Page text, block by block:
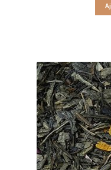
Thés, cafés et
Coffrets thés
Conditionnement de
Conditions générales
Contactez-nous